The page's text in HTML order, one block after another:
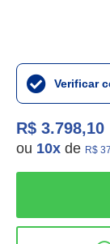
Verificar
R$ 3.798,10
ou 10x de R$